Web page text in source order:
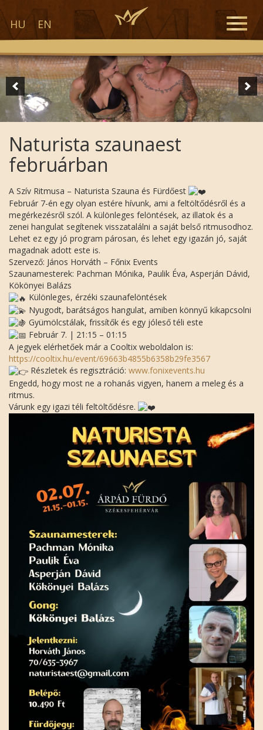
HU EN
Toggle
Naturista szaunaest
februárban
A Szív Ritmusa – Naturista Szauna és Fürdőest
Február 7-én egy olyan estére hívunk, ami a feltöltődésről és a
megérkezésről szól. A különleges felöntések, az illatok és a
zenei hangulat segítenek visszatalálni a saját belső ritmusodhoz.
Lehet ez egy jó program párosan, és lehet egy igazán jó, saját
magadnak adott este is.
Szervező: János Horváth – Főnix Events
Szaunamesterek: Pachman Mónika, Paulik Éva, Asperján Dávid,
Kökönyei Balázs
Különleges, érzéki szaunafelöntések
Nyugodt, barátságos hangulat, amiben könnyű kikapcsolni
Gyümölcstálak, frissítők és egy jóleső téli este
Február 7. | 21:15 – 01:15
A jegyek elérhetőek már a Cooltix weboldalon is:
https://cooltix.hu/event/69663b4855b6358b29fe3567
Részletek és regisztráció: www.fonixevents.hu
Engedd, hogy most ne a rohanás vigyen, hanem a meleg és a
ritmus.
Várunk egy igazi téli feltöltődésre.